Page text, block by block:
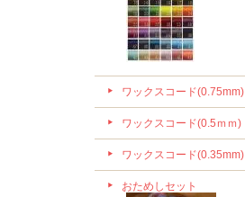
ワックスコード(0.75mm)
ワックスコード(0.5ｍｍ)
ワックスコード(0.35mm)
おためしセット